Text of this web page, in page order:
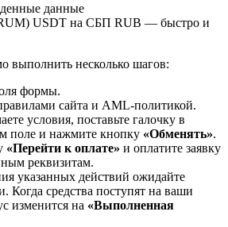
данные
USDT на СБП RUB — быстро и
выполнить несколько шагов:
формы.
сайта и AML-политикой.
условия, поставьте галочку в
поле и нажмите кнопку «Обменять».
«Перейти к оплате» и оплатите заявку
реквизитам.
указанных действий ожидайте
Когда средства поступят на ваши
изменится на «Выполненная